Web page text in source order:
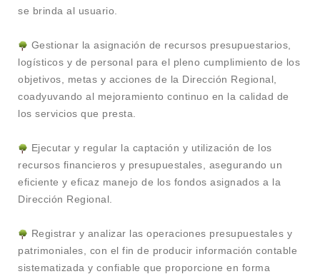
se brinda al usuario.
Gestionar la asignación de recursos presupuestarios,
logísticos y de personal para el pleno cumplimiento de los
objetivos, metas y acciones de la Dirección Regional,
coadyuvando al mejoramiento continuo en la calidad de
los servicios que presta.
Ejecutar y regular la captación y utilización de los
recursos financieros y presupuestales, asegurando un
eficiente y eficaz manejo de los fondos asignados a la
Dirección Regional.
Registrar y analizar las operaciones presupuestales y
patrimoniales, con el fin de producir información contable
sistematizada y confiable que proporcione en forma